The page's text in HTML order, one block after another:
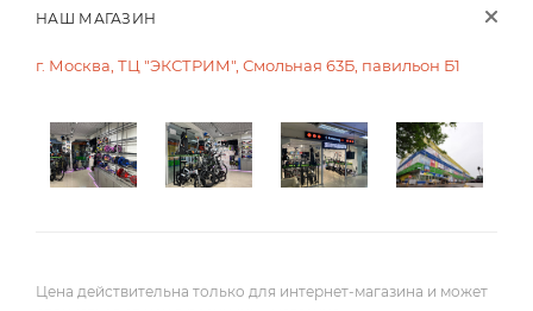
НАШ МАГАЗИН
г. Москва, ТЦ "ЭКСТРИМ", Смольная 63Б, павильон Б1
Цена действительна только для интернет-магазина и может